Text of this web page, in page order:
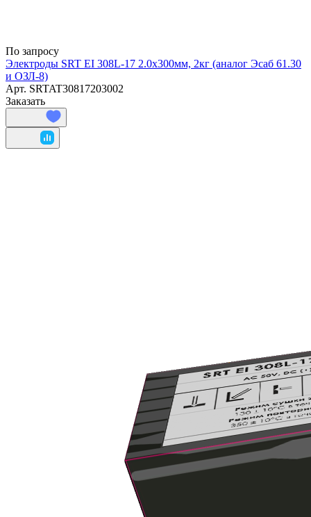
По запросу
Электроды SRT EI 308L-17 2.0х300мм, 2кг (аналог Эсаб 61.30
и ОЗЛ-8)
Арт. SRTAT30817203002
Заказать